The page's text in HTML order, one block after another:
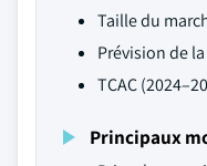
Taille du
Prévision de
TCAC
Principaux